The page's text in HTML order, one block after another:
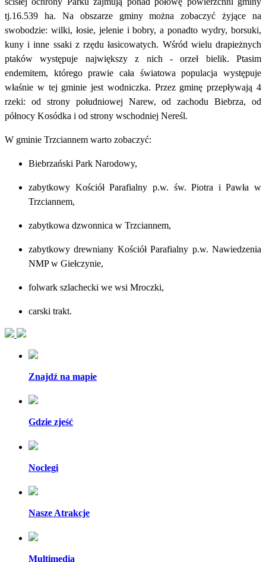
tj.16.539 ha. Na obszarze gminy można zobaczyć żyjące na
swobodzie: wilki, łosie, jelenie i bobry, a ponadto wydry, borsuki,
kuny i inne ssaki z rzędu łasicowatych. Wśród wielu drapieżnych
ptaków występuje największy z nich - orzeł bielik. Ptasim
endemitem, którego prawie cała światowa populacja występuje
właśnie w tej gminie jest wodniczka. Przez gminę przepływają 4
rzeki: od strony południowej Narew, od zachodu Biebrza, od
północy Kosódka i od strony wschodniej Nereśl.
W gminie Trzciannem warto zobaczyć:
Biebrzański Park Narodowy,
zabytkowy Kościół Parafialny p.w. św. Piotra i Pawła w
Trzciannem,
zabytkowa dzwonnica w Trzciannem,
zabytkowy drewniany Kościół Parafialny p.w. Nawiedzenia
NMP w Giełczynie,
folwark szlachecki we wsi Mroczki,
carski trakt.
Znajdź na mapie
Gdzie zjeść
Noclegi
Nasze Atrakcje
Multimedia